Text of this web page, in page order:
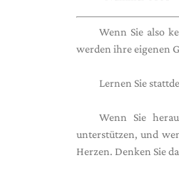
Wenn Sie also
werden ihre eigenen
Lernen Sie
Wenn Sie
unterstützen, und
Herzen. Denken Sie